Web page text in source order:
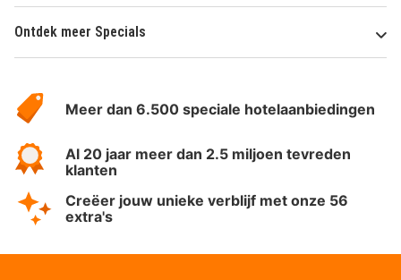
Ontdek meer Specials
HotelSpecials
Meer dan 6.500 speciale hotelaanbiedingen
Al 20 jaar meer dan 2.5 miljoen tevreden
klanten
Creëer jouw unieke verblijf met onze 56
extra's